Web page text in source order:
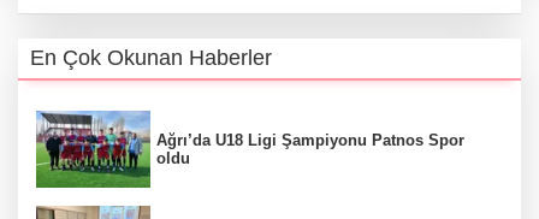
En Çok Okunan Haberler
Ağrı’da U18 Ligi Şampiyonu Patnos Spor
oldu